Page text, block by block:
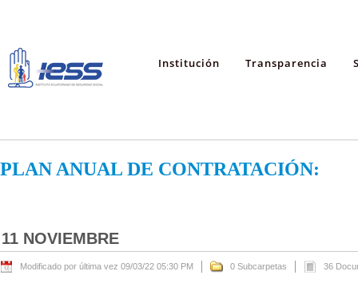
Institución Transparencia
PLAN ANUAL DE CONTRATACIÓN:
11 NOVIEMBRE
Modificado por última vez 09/03/22 05:30 PM 0 Subcarpetas 36